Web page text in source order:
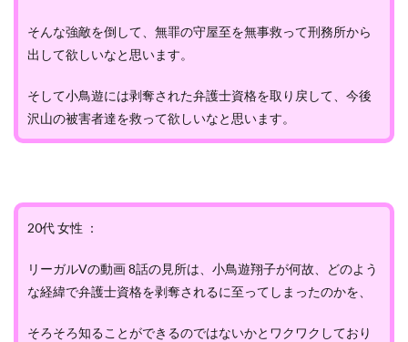
そんな強敵を倒して、無罪の守屋至を無事救って刑務所から
出して欲しいなと思います。
そして小鳥遊には剥奪された弁護士資格を取り戻して、今後
沢山の被害者達を救って欲しいなと思います。
20代 女性 ：
リーガルVの動画 8話の見所は、小鳥遊翔子が何故、どのよう
な経緯で弁護士資格を剥奪されるに至ってしまったのかを、
そろそろ知ることができるのではないかとワクワクしており